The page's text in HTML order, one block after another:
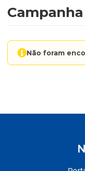
Não foram